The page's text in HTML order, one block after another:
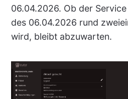
06.04.2026. Ob der
des 06.04.2026 rund
wird, bleibt abzuwarten.